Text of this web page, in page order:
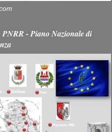
- Piano Nazionale di